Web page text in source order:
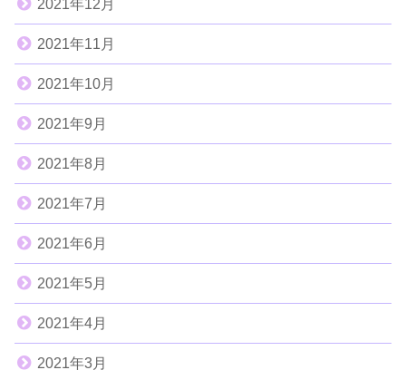
2021年12月
2021年11月
2021年10月
2021年9月
2021年8月
2021年7月
2021年6月
2021年5月
2021年4月
2021年3月